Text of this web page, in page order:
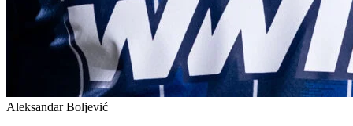
Aleksandar Boljević